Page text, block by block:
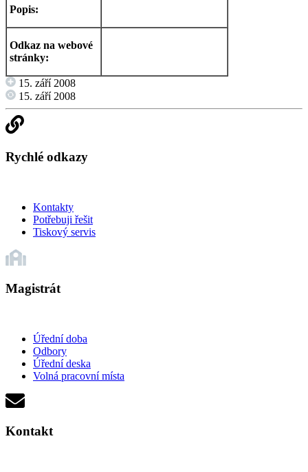
Popis:
Odkaz na webové
stránky:
15. září 2008
15. září 2008
Rychlé odkazy
Kontakty
Potřebuji řešit
Tiskový servis
Magistrát
Úřední doba
Odbory
Úřední deska
Volná pracovní místa
Kontakt